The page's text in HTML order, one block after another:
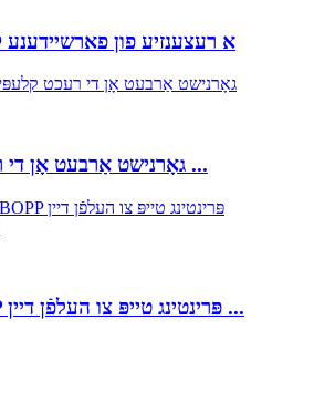
א רעצענזיע פון
גאָרנישט אַרבעט אָן די רעכט קלעפּיק ...
קלייַבן BOPP פּרינטינג טייפּ צו העלפֿן דיין ...